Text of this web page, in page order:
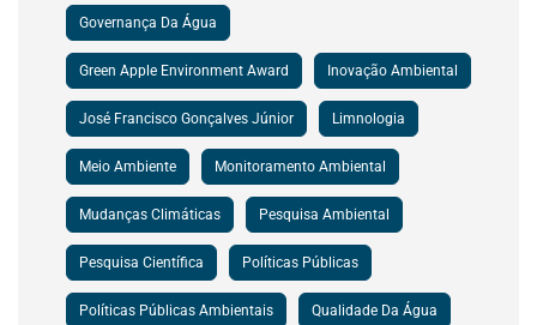
Governança Da Água
Green Apple Environment Award Inovação Ambiental
José Francisco Gonçalves Júnior Limnologia
Meio Ambiente Monitoramento Ambiental
Mudanças Climáticas Pesquisa Ambiental
Pesquisa Científica Políticas Públicas
Políticas Públicas Ambientais Qualidade Da Água